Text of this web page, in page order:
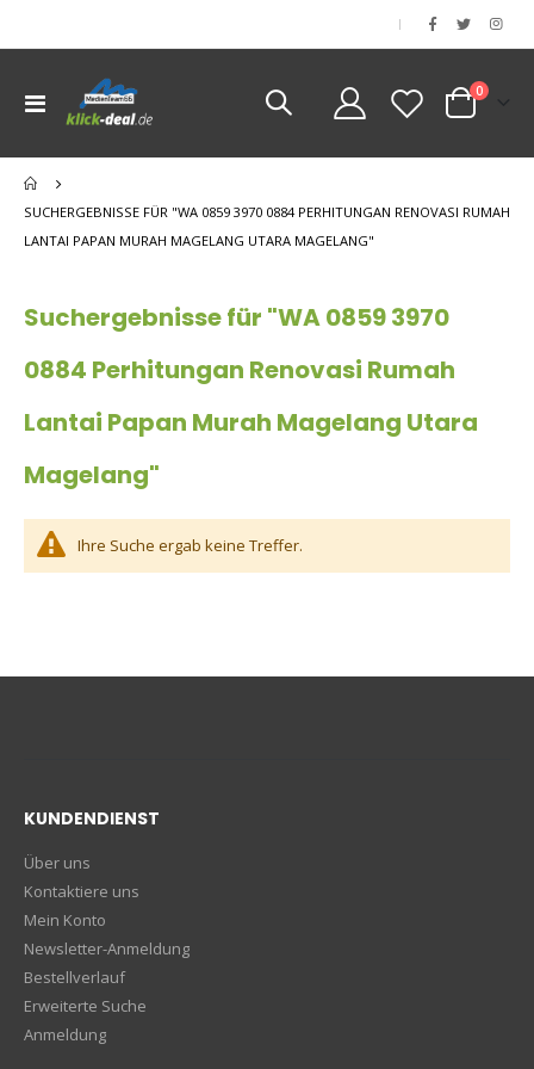
|
Navigation
umschalten
Cart
0Artikel
SUCHERGEBNISSE FÜR "WA 0859 3970 0884 PERHITUNGAN RENOVASI RUMAH
LANTAI PAPAN MURAH MAGELANG UTARA MAGELANG"
Suchergebnisse für "WA 0859 3970
0884 Perhitungan Renovasi Rumah
Lantai Papan Murah Magelang Utara
Magelang"
Ihre Suche ergab keine Treffer.
KUNDENDIENST
Über uns
Kontaktiere uns
Mein Konto
Newsletter-Anmeldung
Bestellverlauf
Erweiterte Suche
Anmeldung